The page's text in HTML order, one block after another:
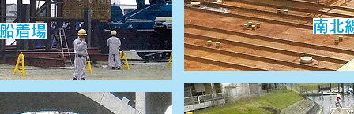
着場 南北